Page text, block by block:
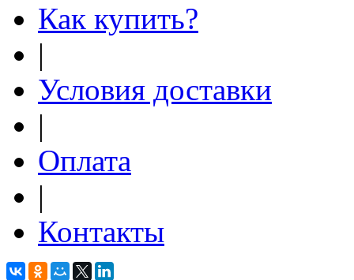
Как купить?
|
Условия доставки
|
Оплата
|
Контакты